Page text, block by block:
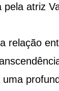
atriz
relação